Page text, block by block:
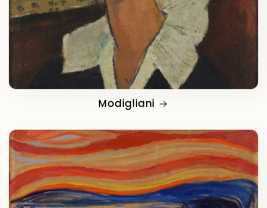
Modigliani